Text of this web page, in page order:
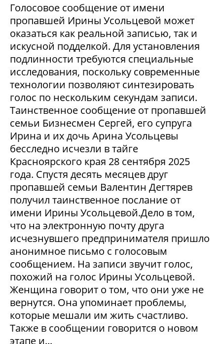
Голосовое сообщение от имени
пропавшей Ирины Усольцевой может
оказаться как реальной записью, так и
искусной подделкой. Для установления
подлинности требуются специальные
исследования, поскольку современные
технологии позволяют синтезировать
голос по нескольким секундам записи.
Таинственное сообщение от пропавшей
семьи Бизнесмен Сергей, его супруга
Ирина и их дочь Арина Усольцевы
бесследно исчезли в тайге
Красноярского края 28 сентября 2025
года. Спустя десять месяцев друг
пропавшей семьи Валентин Дегтярев
получил таинственное послание от
имени Ирины Усольцевой.Дело в том,
что на электронную почту друга
исчезнувшего предпринимателя пришло
анонимное письмо с голосовым
сообщением. На записи звучит голос,
похожий на голос Ирины Усольцевой.
Женщина говорит о том, что они уже не
вернутся. Она упоминает проблемы,
которые мешали им жить счастливо.
Также в сообщении говорится о новом
этапе и...